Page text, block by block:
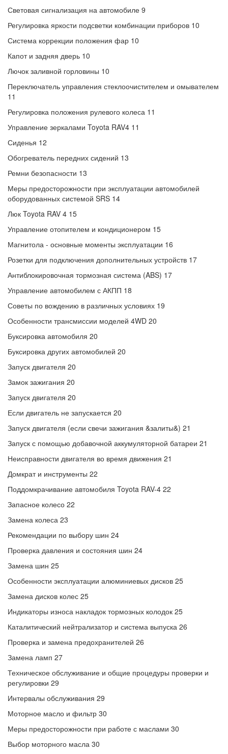
Световая сигнализация на автомобиле 9
Регулировка яркости подсветки комбинации приборов 10
Система коррекции положения фар 10
Капот и задняя дверь 10
Лючок заливной горловины 10
Переключатель управления стеклоочистителем и омывателем
11
Регулировка положения рулевого колеса 11
Управление зеркалами Toyota RAV4 11
Сиденья 12
Обогреватель передних сидений 13
Ремни безопасности 13
Меры предосторожности при эксплуатации автомобилей
оборудованных системой SRS 14
Люк Toyota RAV 4 15
Управление отопителем и кондиционером 15
Магнитола - основные моменты эксплуатации 16
Розетки для подключения дополнительных устройств 17
Антиблокировочная тормозная система (ABS) 17
Управление автомобилем с АКПП 18
Советы по вождению в различных условиях 19
Особенности трансмиссии моделей 4WD 20
Буксировка автомобиля 20
Буксировка других автомобилей 20
Запуск двигателя 20
Замок зажигания 20
Запуск двигателя 20
Если двигатель не запускается 20
Запуск двигателя (если свечи зажигания &залиты&) 21
Запуск с помощью добавочной аккумуляторной батареи 21
Неисправности двигателя во время движения 21
Домкрат и инструменты 22
Поддомкрачивание автомобиля Toyota RAV-4 22
Запасное колесо 22
Замена колеса 23
Рекомендации по выбору шин 24
Проверка давления и состояния шин 24
Замена шин 25
Особенности эксплуатации алюминиевых дисков 25
Замена дисков колес 25
Индикаторы износа накладок тормозных колодок 25
Каталитический нейтрализатор и система выпуска 26
Проверка и замена предохранителей 26
Замена ламп 27
Техническое обслуживание и общие процедуры проверки и
регулировки 29
Интервалы обслуживания 29
Моторное масло и фильтр 30
Меры предосторожности при работе с маслами 30
Выбор моторного масла 30